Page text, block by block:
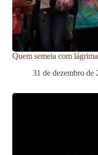
Quem semeia com
31 de dezembro de